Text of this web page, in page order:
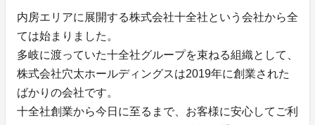
内房エリアに展開する株式会社十全社という会社から全
ては始まりました。
多岐に渡っていた十全社グループを束ねる組織として、
株式会社穴太ホールディングスは2019年に創業された
ばかりの会社です。
十全社創業から今日に至るまで、お客様に安心してご利